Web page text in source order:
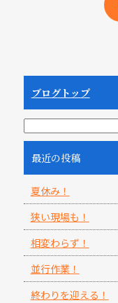
ブログトップ
最近の投稿
夏休み！
狭い現場も！
相変わらず！
並行作業！
終わりを迎える！